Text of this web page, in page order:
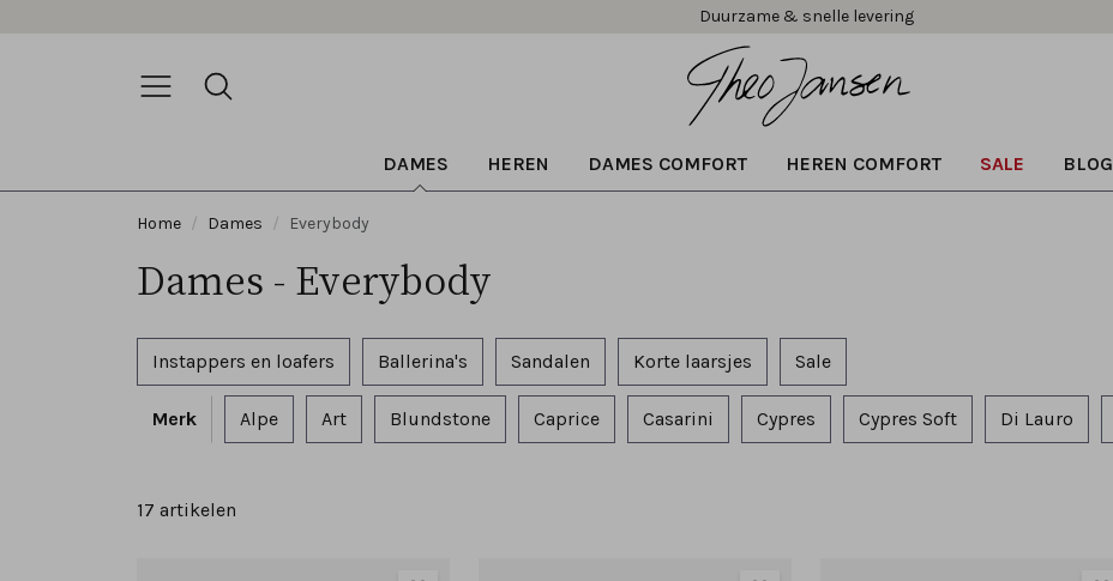
Gratis verzending vanaf € 99,95!
Duurzame & snelle levering
DAMES HEREN DAMES COMFORT HEREN COMFORT SALE BLOG
Home Dames Everybody
Dames - Everybody
Instappers en loafers Ballerina's Sandalen Korte laarsjes Sale
Merk Alpe Art Blundstone Caprice Casarini Cypres Cypres Soft Di Lauro
17 artikelen